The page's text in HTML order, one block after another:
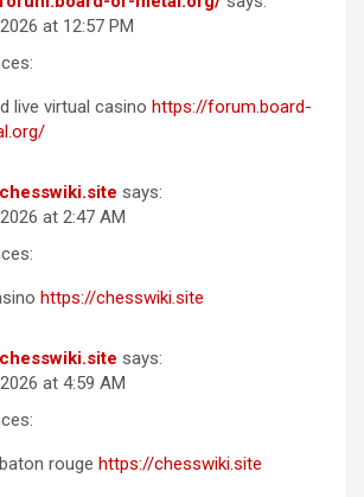
at 12:57 PM
live virtual casino https://forum.board-
says:
at 2:47 AM
https://chesswiki.site
says:
at 4:59 AM
rouge https://chesswiki.site